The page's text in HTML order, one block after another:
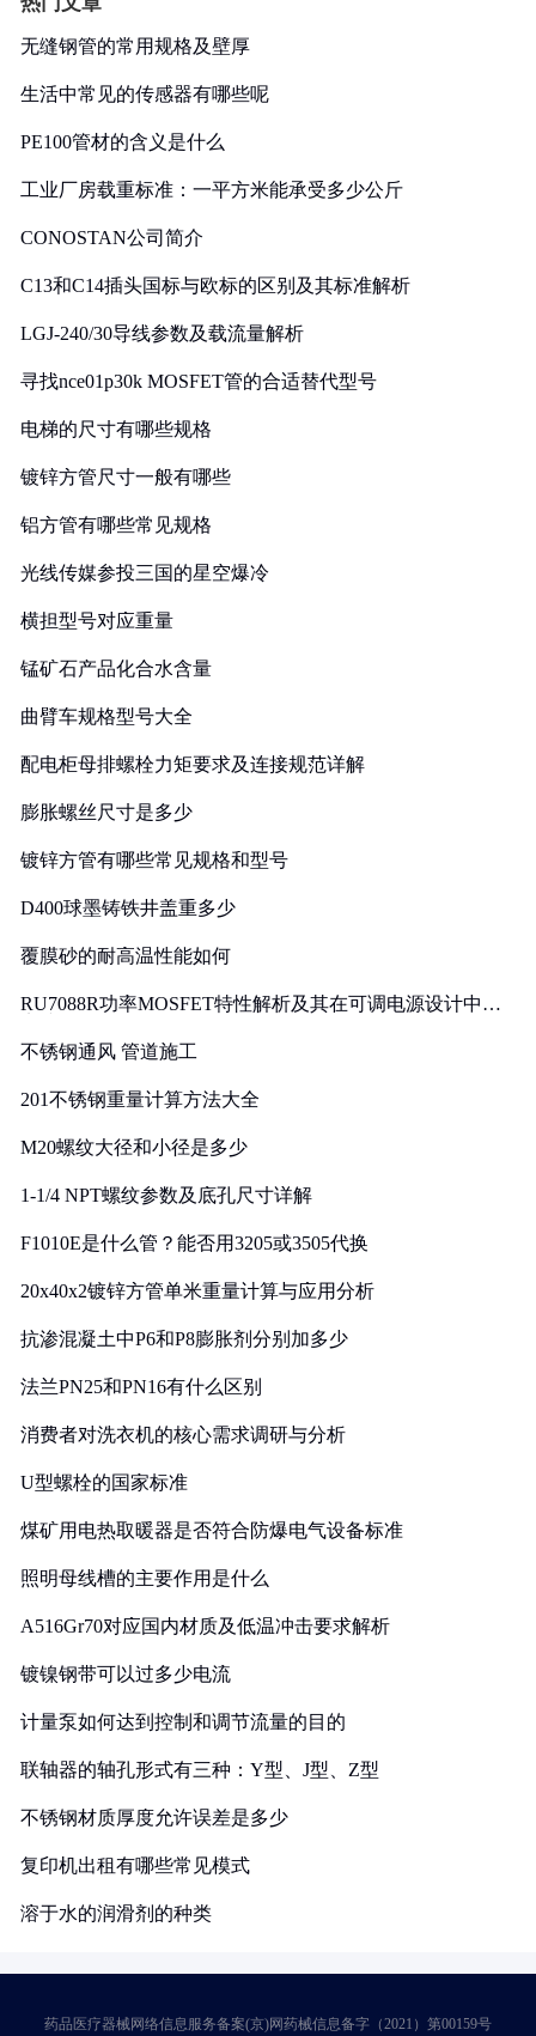
无缝钢管的常用规格及壁厚
生活中常见的传感器有哪些呢
PE100管材的含义是什么
工业厂房载重标准：一平方米能承受多少公斤
CONOSTAN公司简介
C13和C14插头国标与欧标的区别及其标准解析
LGJ-240/30导线参数及载流量解析
寻找nce01p30k MOSFET管的合适替代型号
电梯的尺寸有哪些规格
镀锌方管尺寸一般有哪些
铝方管有哪些常见规格
光线传媒参投三国的星空爆冷
横担型号对应重量
锰矿石产品化合水含量
曲臂车规格型号大全
配电柜母排螺栓力矩要求及连接规范详解
膨胀螺丝尺寸是多少
镀锌方管有哪些常见规格和型号
D400球墨铸铁井盖重多少
覆膜砂的耐高温性能如何
RU7088R功率MOSFET特性解析及其在可调电源设计中的
不锈钢通风 管道施工
201不锈钢重量计算方法大全
M20螺纹大径和小径是多少
1-1/4 NPT螺纹参数及底孔尺寸详解
F1010E是什么管？能否用3205或3505代换
20x40x2镀锌方管单米重量计算与应用分析
抗渗混凝土中P6和P8膨胀剂分别加多少
法兰PN25和PN16有什么区别
消费者对洗衣机的核心需求调研与分析
U型螺栓的国家标准
煤矿用电热取暖器是否符合防爆电气设备标准
照明母线槽的主要作用是什么
A516Gr70对应国内材质及低温冲击要求解析
镀镍钢带可以过多少电流
计量泵如何达到控制和调节流量的目的
联轴器的轴孔形式有三种：Y型、J型、Z型
不锈钢材质厚度允许误差是多少
复印机出租有哪些常见模式
溶于水的润滑剂的种类
药品医疗器械网络信息服务备案(京)网药械信息备字（2021）第00159号